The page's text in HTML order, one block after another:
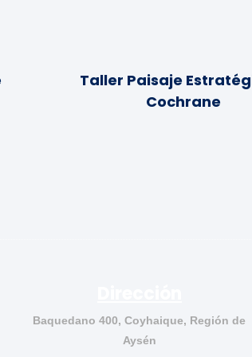
Taller Paisaje
Cochrane
Baquedano 400, Coyhaique, Región de
Aysén